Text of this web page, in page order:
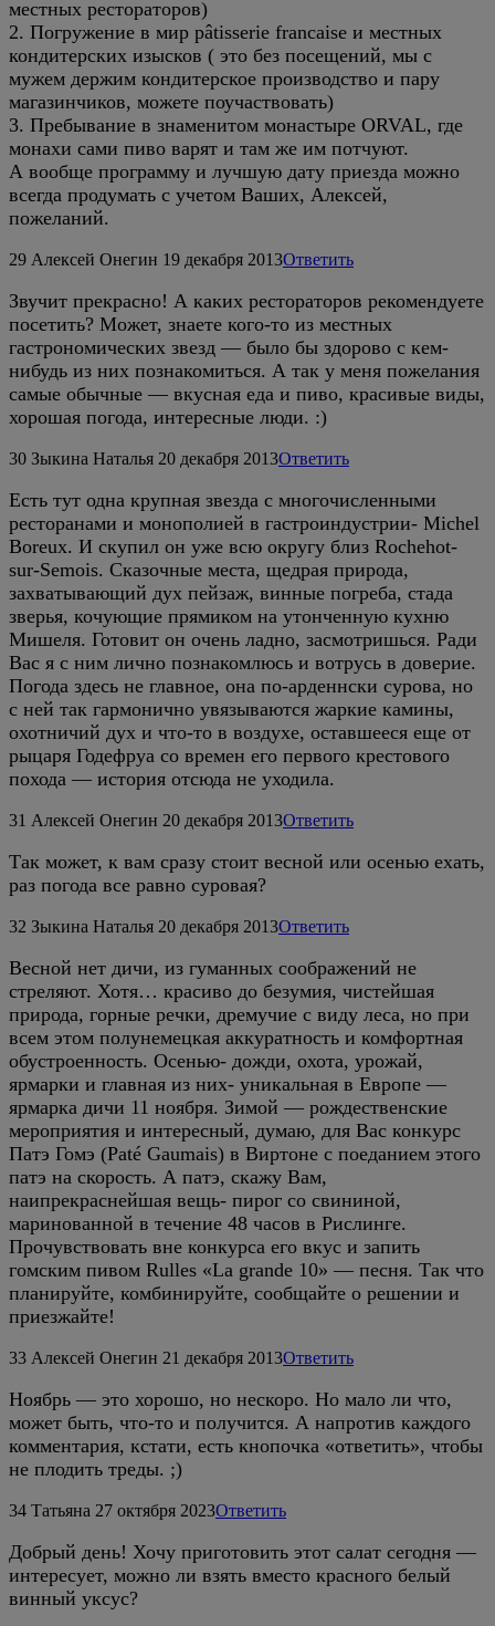
местных рестораторов)
2. Погружение в мир pâtisserie francaise и местных
кондитерских изысков ( это без посещений, мы с
мужем держим кондитерское производство и пару
магазинчиков, можете поучаствовать)
3. Пребывание в знаменитом монастыре ORVAL, где
монахи сами пиво варят и там же им потчуют.
А вообще программу и лучшую дату приезда можно
всегда продумать с учетом Ваших, Алексей,
пожеланий.
29 Алексей Онегин 19 декабря 2013Ответить
Звучит прекрасно! А каких рестораторов рекомендуете
посетить? Может, знаете кого-то из местных
гастрономических звезд — было бы здорово с кем-
нибудь из них познакомиться. А так у меня пожелания
самые обычные — вкусная еда и пиво, красивые виды,
хорошая погода, интересные люди. :)
30 Зыкина Наталья 20 декабря 2013Ответить
Есть тут одна крупная звезда с многочисленными
ресторанами и монополией в гастроиндустрии- Michel
Boreux. И скупил он уже всю округу близ Rochehot-
sur-Semois. Сказочные места, щедрая природа,
захватывающий дух пейзаж, винные погреба, стада
зверья, кочующие прямиком на утонченную кухню
Мишеля. Готовит он очень ладно, засмотришься. Ради
Вас я с ним лично познакомлюсь и вотрусь в доверие.
Погода здесь не главное, она по-арденнски сурова, но
с ней так гармонично увязываются жаркие камины,
охотничий дух и что-то в воздухе, оставшееся еще от
рыцаря Годефруа со времен его первого крестового
похода — история отсюда не уходила.
31 Алексей Онегин 20 декабря 2013Ответить
Так может, к вам сразу стоит весной или осенью ехать,
раз погода все равно суровая?
32 Зыкина Наталья 20 декабря 2013Ответить
Весной нет дичи, из гуманных соображений не
стреляют. Хотя… красиво до безумия, чистейшая
природа, горные речки, дремучие с виду леса, но при
всем этом полунемецкая аккуратность и комфортная
обустроенность. Осенью- дожди, охота, урожай,
ярмарки и главная из них- уникальная в Европе —
ярмарка дичи 11 ноября. Зимой — рождественские
мероприятия и интересный, думаю, для Вас конкурс
Патэ Гомэ (Paté Gaumais) в Виртоне с поеданием этого
патэ на скорость. А патэ, скажу Вам,
наипрекраснейшая вещь- пирог со свининой,
маринованной в течение 48 часов в Рислинге.
Прочувствовать вне конкурса его вкус и запить
гомским пивом Rulles «La grande 10» — песня. Так что
планируйте, комбинируйте, сообщайте о решении и
приезжайте!
33 Алексей Онегин 21 декабря 2013Ответить
Ноябрь — это хорошо, но нескоро. Но мало ли что,
может быть, что-то и получится. А напротив каждого
комментария, кстати, есть кнопочка «ответить», чтобы
не плодить треды. ;)
34 Татьяна 27 октября 2023Ответить
Добрый день! Хочу приготовить этот салат сегодня —
интересует, можно ли взять вместо красного белый
винный уксус?